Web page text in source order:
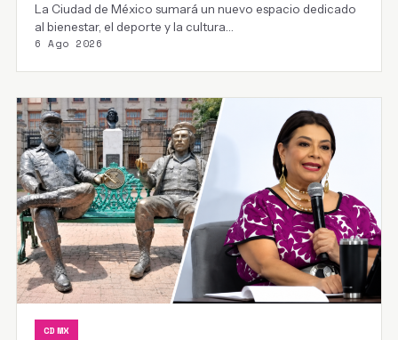
La Ciudad de México sumará un nuevo espacio dedicado
al bienestar, el deporte y la cultura…
6 Ago 2026
CDMX